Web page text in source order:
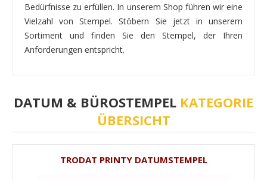
Bedürfnisse zu erfüllen. In unserem Shop führen wir eine
Vielzahl von Stempel. Stöbern Sie jetzt in unserem
Sortiment und finden Sie den Stempel, der Ihren
Anforderungen entspricht.
DATUM & BÜROSTEMPEL KATEGORIE
ÜBERSICHT
TRODAT PRINTY DATUMSTEMPEL